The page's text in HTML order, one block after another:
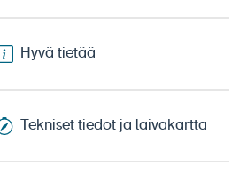
Hyvä tietää
Tekniset tiedot ja laivakartta